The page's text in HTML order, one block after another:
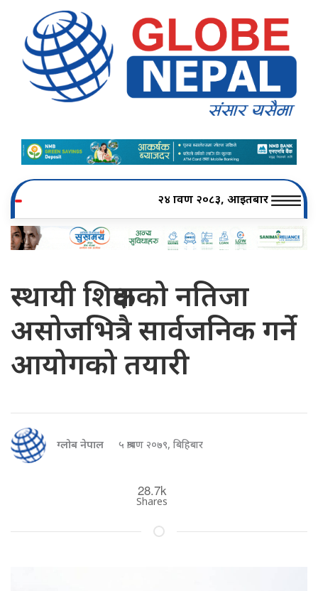
२४ श्रावण २०८३, आइतबार
स्थायी शिक्षकको नतिजा
असोजभित्रै सार्वजनिक गर्ने
आयोगको तयारी
ग्लोब नेपाल ५ श्रावण २०७९, बिहिबार
28.7k
Shares